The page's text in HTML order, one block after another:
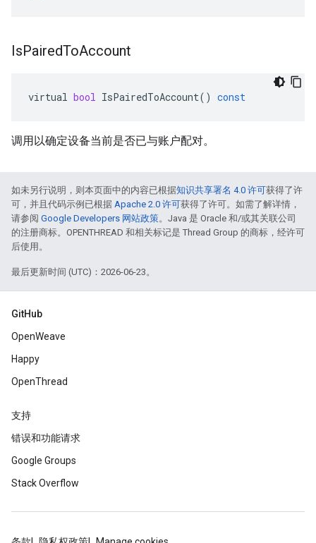
IsPairedToAccount
virtual bool IsPairedToAccount() const
调用以确定设备当前是否已与账户配对。
如未另行说明，则本页面中的内容已根据知识共享署名 4.0 许可获得了许
可，并且代码示例已根据 Apache 2.0 许可获得了许可。如需了解详情，
请参阅 Google Developers 网站政策。Java 是 Oracle 和/或其关联公司
的注册商标。OPENTHREAD 和相关标记是 Thread Group 的商标，经许可
后使用。
最后更新时间 (UTC)：2026-06-23。
GitHub
OpenWeave
Happy
OpenThread
支持
错误和功能请求
Google Groups
Stack Overflow